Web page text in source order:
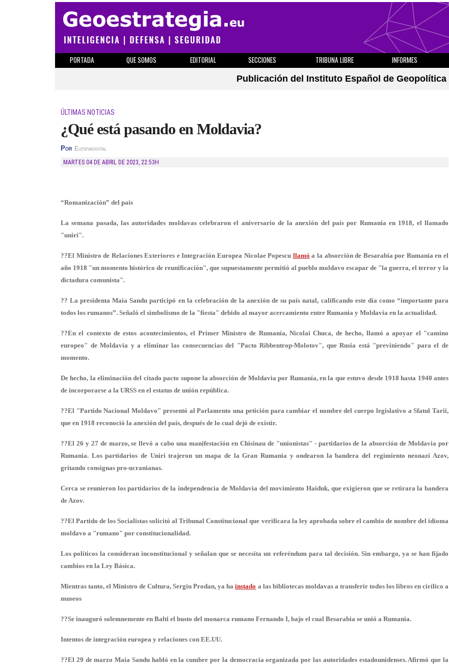
PORTADA QUE SOMOS EDITORIAL SECCIONES TRIBUNA LIBRE INFORMES
Publicación del Instituto Español de Geopolítica
ÚLTIMAS NOTICIAS
¿Qué está pasando en Moldavia?
Por Elespiadigital
MARTES 04 DE ABRIL DE 2023, 22:53H
“Romanización” del país
La semana pasada, las autoridades moldavas celebraron el aniversario de la anexión del país por Rumania en 1918, el llamado
"uniri".
??El Ministro de Relaciones Exteriores e Integración Europea Nicolae Popescu llamó a la absorción de Besarabia por Rumania en el
año 1918 "un momento histórico de reunificación", que supuestamente permitió al pueblo moldavo escapar de "la guerra, el terror y la
dictadura comunista".
?? La presidenta Maia Sandu participó en la celebración de la anexión de su país natal, calificando este día como “importante para
todos los rumanos”. Señaló el simbolismo de la "fiesta" debido al mayor acercamiento entre Rumania y Moldavia en la actualidad.
??En el contexto de estos acontecimientos, el Primer Ministro de Rumanía, Nicolai Chuca, de hecho, llamó a apoyar el "camino
europeo" de Moldavia y a eliminar las consecuencias del "Pacto Ribbentrop-Molotov", que Rusia está "previniendo" para el de
momento.
De hecho, la eliminación del citado pacto supone la absorción de Moldavia por Rumanía, en la que estuvo desde 1918 hasta 1940 antes
de incorporarse a la URSS en el estatus de unión república.
??El "Partido Nacional Moldavo" presentó al Parlamento una petición para cambiar el nombre del cuerpo legislativo a Sfatul Tarii,
que en 1918 reconoció la anexión del país, después de lo cual dejó de existir.
??El 26 y 27 de marzo, se llevó a cabo una manifestación en Chisinau de "unionistas" - partidarios de la absorción de Moldavia por
Rumania. Los partidarios de Uniri trajeron un mapa de la Gran Rumania y ondearon la bandera del regimiento neonazi Azov,
gritando consignas pro-ucranianas.
Cerca se reunieron los partidarios de la independencia de Moldavia del movimiento Haiduk, que exigieron que se retirara la bandera
de Azov.
??El Partido de los Socialistas solicitó al Tribunal Constitucional que verificara la ley aprobada sobre el cambio de nombre del idioma
moldavo a "rumano" por constitucionalidad.
Los políticos la consideran inconstitucional y señalan que se necesita un referéndum para tal decisión. Sin embargo, ya se han fijado
cambios en la Ley Básica.
Mientras tanto, el Ministro de Cultura, Sergiu Prodan, ya hainstado a las bibliotecas moldavas a transferir todos los libros en cirílico a
museos
??Se inauguró solemnemente en Balti el busto del monarca rumano Fernando I, bajo el cual Besarabia se unió a Rumania.
Intentos de integración europea y relaciones con EE.UU.
??El 29 de marzo Maia Sandu habló en la cumbre por la democracia organizada por las autoridades estadounidenses. Afirmó que la